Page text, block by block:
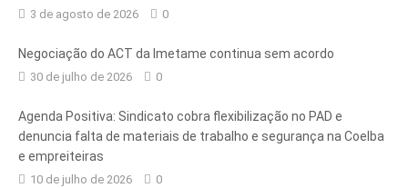
3 de agosto de 2026 0
Negociação do ACT da Imetame continua sem acordo
30 de julho de 2026 0
Agenda Positiva: Sindicato cobra flexibilização no PAD e
denuncia falta de materiais de trabalho e segurança na Coelba
e empreiteiras
10 de julho de 2026 0